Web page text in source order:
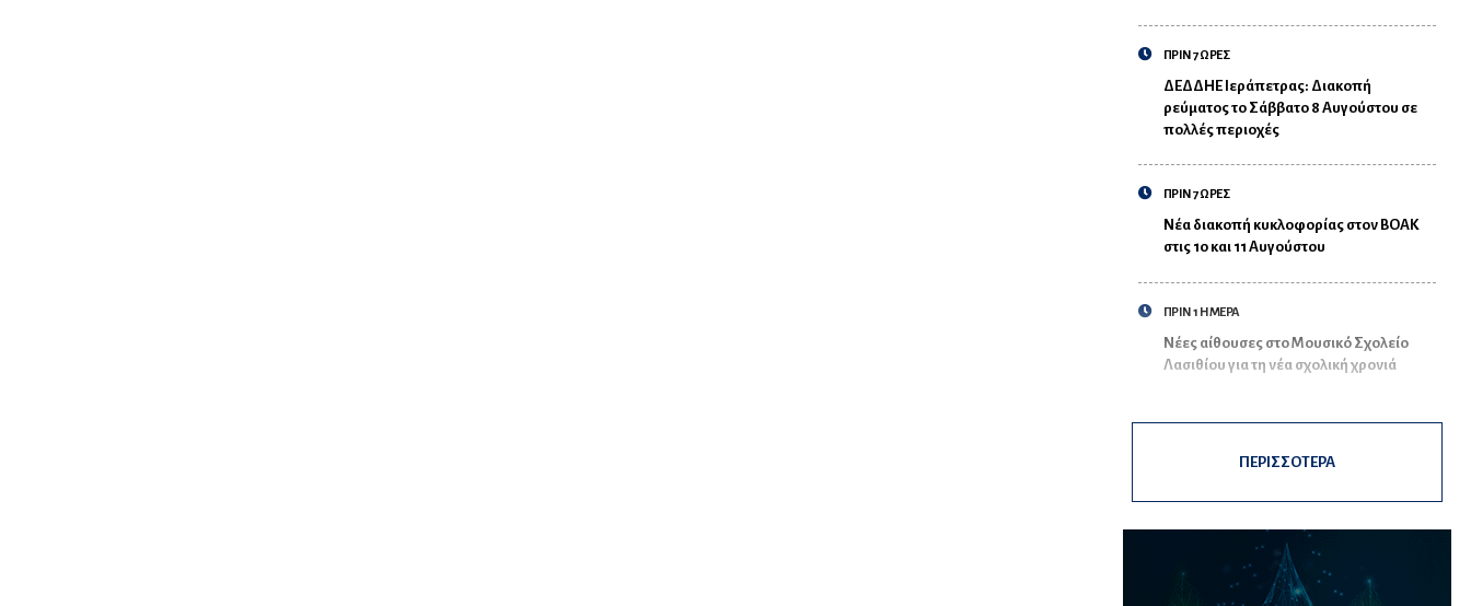
ΠΡΙΝ 7 ΩΡΕΣ
ΔΕΔΔΗΕ Ιεράπετρας: Διακοπή
ρεύματος το Σάββατο 8 Αυγούστου σε
πολλές περιοχές
ΠΡΙΝ 7 ΩΡΕΣ
Νέα διακοπή κυκλοφορίας στον ΒΟΑΚ
στις 10 και 11 Αυγούστου
ΠΡΙΝ 1 ΗΜΕΡΑ
Νέες αίθουσες στο Μουσικό Σχολείο
Λασιθίου για τη νέα σχολική χρονιά
ΠΕΡΙΣΣΟΤΕΡΑ